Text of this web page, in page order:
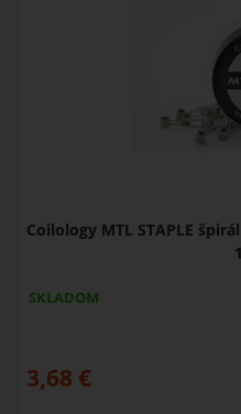
Coilology MTL STAPLE
SKLADOM
3,68 €